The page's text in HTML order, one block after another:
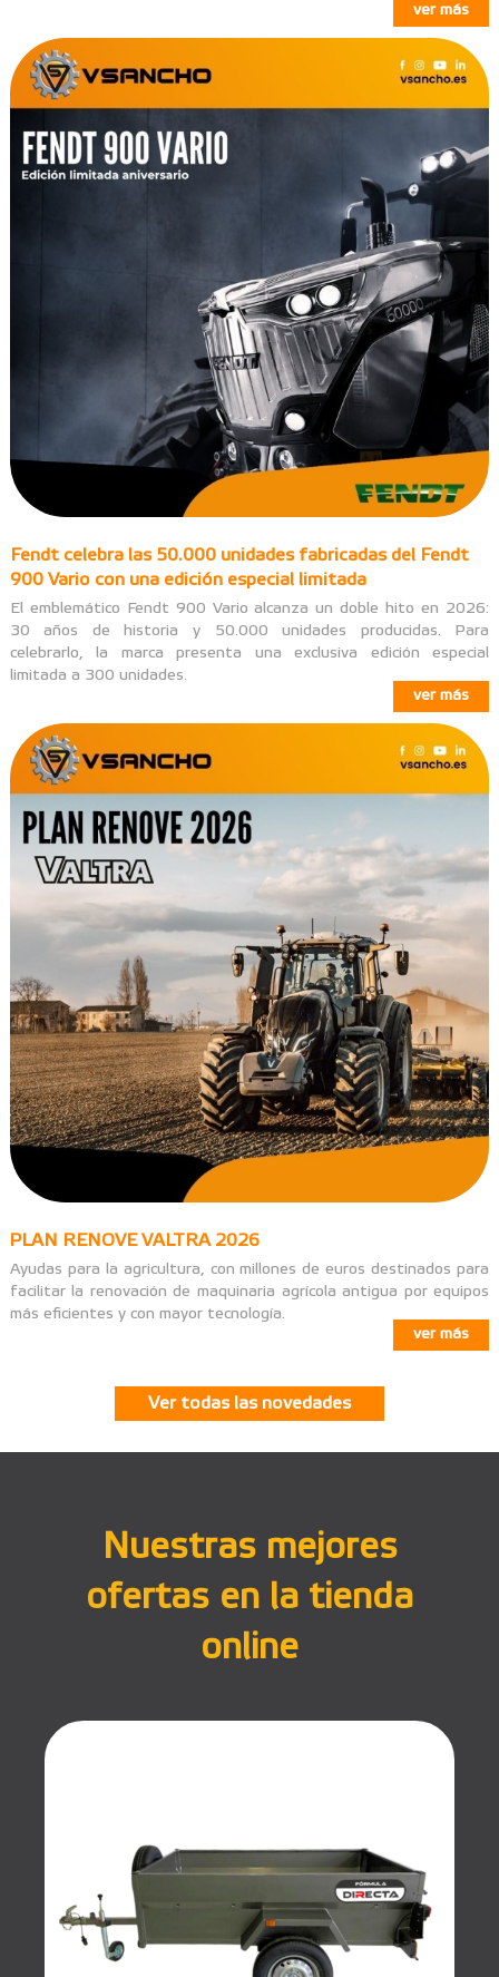
ver más
Fendt celebra las 50.000 unidades fabricadas del Fendt
900 Vario con una edición especial limitada
El emblemático Fendt 900 Vario alcanza un doble hito en 2026:
30 años de historia y 50.000 unidades producidas. Para
celebrarlo, la marca presenta una exclusiva edición especial
limitada a 300 unidades.
ver más
PLAN RENOVE VALTRA 2026
Ayudas para la agricultura, con millones de euros destinados para
facilitar la renovación de maquinaria agrícola antigua por equipos
más eficientes y con mayor tecnología.
ver más
Ver todas las novedades
Nuestras mejores
ofertas en la tienda
online